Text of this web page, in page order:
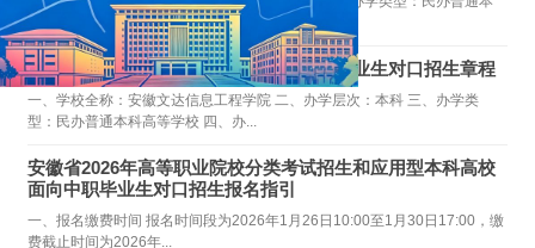
科高等学校 办学地址：安...
安徽文达信息工程学院2026年面向中职毕业生对口招生章程
一、学校全称：安徽文达信息工程学院 二、办学层次：本科 三、办学类
型：民办普通本科高等学校 四、办...
安徽省2026年高等职业院校分类考试招生和应用型本科高校
面向中职毕业生对口招生报名指引
一、报名缴费时间 报名时间段为2026年1月26日10:00至1月30日17:00，缴
费截止时间为2026年...